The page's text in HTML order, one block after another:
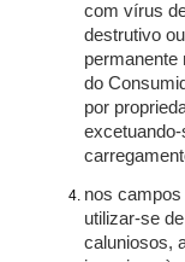
com vírus
destrutivo
permanente
do
por
nos
utilizar-se
caluniosos,